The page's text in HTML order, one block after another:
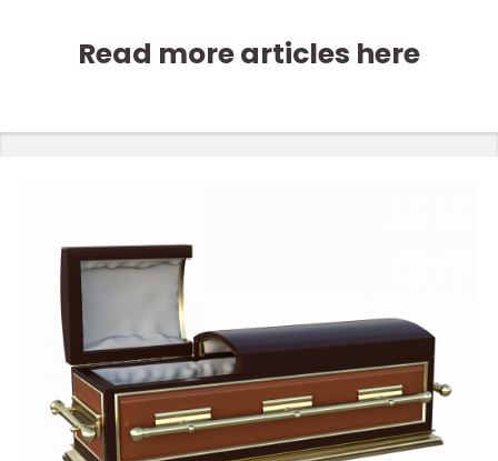
Read more articles here